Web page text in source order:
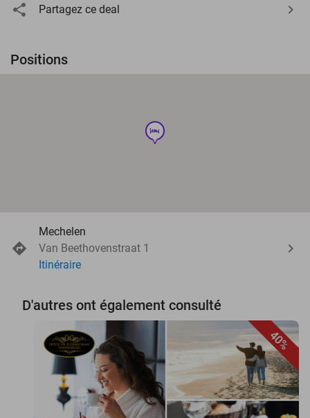
Partagez ce deal
Positions
hotel
Mechelen
Van Beethovenstraat 1
Itinéraire
D'autres ont également consulté
40%